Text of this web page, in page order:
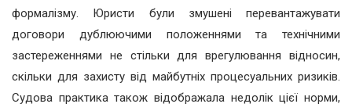
формалізму. Юристи були змушені перевантажувати
договори дублюючими положеннями та технічними
застереженнями не стільки для врегулювання відносин,
скільки для захисту від майбутніх процесуальних ризиків.
Судова практика також відображала недолік цієї норми,